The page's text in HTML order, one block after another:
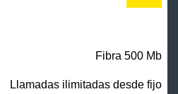
Fibra 500 Mb
Llamadas ilimitadas desde fijo